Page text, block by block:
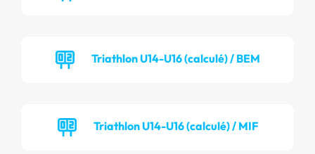
Triathlon U14-U16 (calculé) / BEM
Triathlon U14-U16 (calculé) / MIF